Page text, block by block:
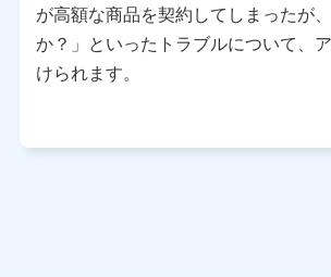
理」の設定状態にかかわらず、共同利用
※ dポイントクラブ会員ではないお客さま
日以降、一度もdポイントクラブ会員であ
個人データは、こちら の利用目的の範囲
用します。
が高額な商品を契約してしまったが
か？」といったトラブルについて、
けられます。